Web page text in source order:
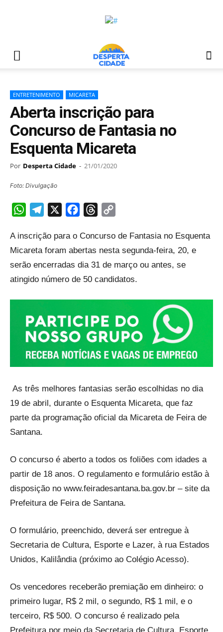
ENTRETENIMENTO MICARETA
Aberta inscrição para
Concurso de Fantasia no
Esquenta Micareta
Por Desperta Cidade - 21/01/2020
Foto: Divulgação
WhatsAppTelegram FacebookThreads
A inscrição para o Concurso de Fantasia no Esquenta
Micareta foram abertas nesta segunda-feira, 20, e
serão encerradas dia 31 de março ou antes, se
atingido número de 50 candidatos.
As três melhores fantasias serão escolhidas no dia
19 de abril, durante o Esquenta Micareta, que faz
parte da programação oficial da Micareta de Feira de
Santana.
O concurso é aberto a todos os foliões com idades a
partir de 18 anos. O regulamento e formulário estão à
disposição no www.feiradesantana.ba.gov.br – site da
Prefeitura de Feira de Santana.
O formulário, preenchido, deverá ser entregue à
Secretaria de Cultura, Esporte e Lazer, à rua Estados
Unidos, Kalilândia (próximo ao Colégio Acesso).
Os vencedores receberão premiação em dinheiro: o
primeiro lugar, R$ 2 mil, o segundo, R$ 1 mil, e o
terceiro, R$ 500. O concurso é realizado pela